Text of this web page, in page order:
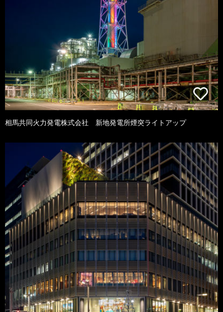
相馬共同火力発電株式会社 新地発電所煙突ライトアップ